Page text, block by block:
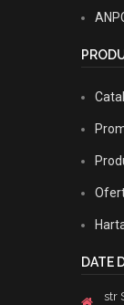
DATE
str